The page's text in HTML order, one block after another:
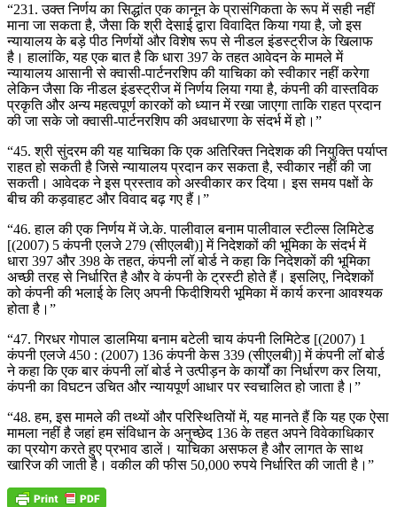
“231. उक्त निर्णय का सिद्धांत एक कानून के प्रासंगिकता के रूप में सही नहीं
माना जा सकता है, जैसा कि श्री देसाई द्वारा विवादित किया गया है, जो इस
न्यायालय के बड़े पीठ निर्णयों और विशेष रूप से नीडल इंडस्ट्रीज के खिलाफ
है। हालांकि, यह एक बात है कि धारा 397 के तहत आवेदन के मामले में
न्यायालय आसानी से क्वासी-पार्टनरशिप की याचिका को स्वीकार नहीं करेगा
लेकिन जैसा कि नीडल इंडस्ट्रीज में निर्णय लिया गया है, कंपनी की वास्तविक
प्रकृति और अन्य महत्वपूर्ण कारकों को ध्यान में रखा जाएगा ताकि राहत प्रदान
की जा सके जो क्वासी-पार्टनरशिप की अवधारणा के संदर्भ में हो।”
“45. श्री सुंदरम की यह याचिका कि एक अतिरिक्त निदेशक की नियुक्ति पर्याप्त
राहत हो सकती है जिसे न्यायालय प्रदान कर सकता है, स्वीकार नहीं की जा
सकती। आवेदक ने इस प्रस्ताव को अस्वीकार कर दिया। इस समय पक्षों के
बीच की कड़वाहट और विवाद बढ़ गए हैं।”
“46. हाल की एक निर्णय में जे.के. पालीवाल बनाम पालीवाल स्टील्स लिमिटेड
[(2007) 5 कंपनी एलजे 279 (सीएलबी)] में निदेशकों की भूमिका के संदर्भ में
धारा 397 और 398 के तहत, कंपनी लॉ बोर्ड ने कहा कि निदेशकों की भूमिका
अच्छी तरह से निर्धारित है और वे कंपनी के ट्रस्टी होते हैं। इसलिए, निदेशकों
को कंपनी की भलाई के लिए अपनी फिदीशियरी भूमिका में कार्य करना आवश्यक
होता है।”
“47. गिरधर गोपाल डालमिया बनाम बटेली चाय कंपनी लिमिटेड [(2007) 1
कंपनी एलजे 450 : (2007) 136 कंपनी केस 339 (सीएलबी)] में कंपनी लॉ बोर्ड
ने कहा कि एक बार कंपनी लॉ बोर्ड ने उत्पीड़न के कार्यों का निर्धारण कर लिया,
कंपनी का विघटन उचित और न्यायपूर्ण आधार पर स्वचालित हो जाता है।”
“48. हम, इस मामले की तथ्यों और परिस्थितियों में, यह मानते हैं कि यह एक ऐसा
मामला नहीं है जहां हम संविधान के अनुच्छेद 136 के तहत अपने विवेकाधिकार
का प्रयोग करते हुए प्रभाव डालें। याचिका असफल है और लागत के साथ
खारिज की जाती है। वकील की फीस 50,000 रुपये निर्धारित की जाती है।”